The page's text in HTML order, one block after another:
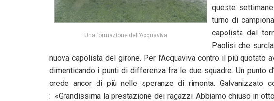
Una formazione dell’Acquaviva
queste
turno di
capolista del
Paolisi che
nuova capolista del girone. Per l’Acquaviva contro il più quotato
dimenticando i punti di differenza fra le due squadre. Un punto
crede ancor di più nelle speranze di rimonta. Galvanizzato
: «Grandissima la prestazione dei ragazzi. Abbiamo chiuso in